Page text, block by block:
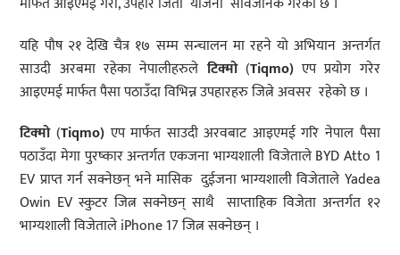
यहि पौष २१ देखि चैत्र १७ सम्म सन्चालन मा रहने यो अभियान अन्तर्गत
साउदी अरबमा रहेका नेपालीहरुलेटिक्मो(Tiqmo)एप प्रयोग गरेर
आइएमई मार्फत पैसा पठाउँदा विभिन्न उपहारहरु जित्ने अवसर रहेको छ ।
टिक्मो(Tiqmo)एप मार्फत साउदी अरवबाट आइएमई गरि नेपाल पैसा
पठाउँदा मेगा पुरष्कार अन्तर्गत एकजना भाग्यशाली विजेताले BYD Atto 1
EV प्राप्त गर्न सक्नेछन् भने मासिक दुईजना भाग्यशाली विजेताले Yadea
Owin EV स्कुटर जित्न सक्नेछन् साथै साप्ताहिक विजेता अन्तर्गत १२
भाग्यशाली विजेताले iPhone 17 जित्न सक्नेछन् ।